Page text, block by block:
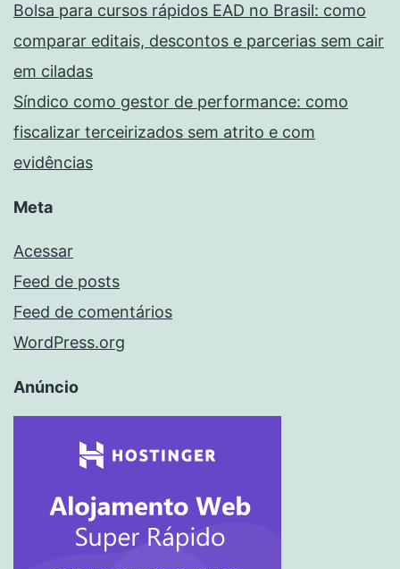
Bolsa para cursos rápidos EAD no Brasil: como
comparar editais, descontos e parcerias sem cair
em ciladas
Síndico como gestor de performance: como
fiscalizar terceirizados sem atrito e com
evidências
Meta
Acessar
Feed de posts
Feed de comentários
WordPress.org
Anúncio